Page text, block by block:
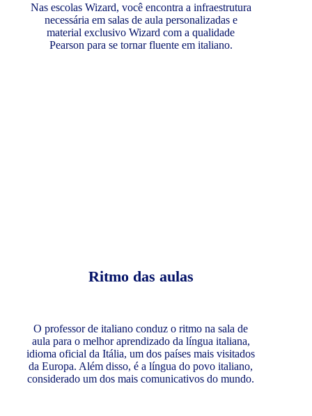
Nas escolas Wizard, você encontra a infraestrutura
necessária em salas de aula personalizadas e
material exclusivo Wizard com a qualidade
Pearson para se tornar fluente em italiano.
Ritmo das aulas
O professor de italiano conduz o ritmo na sala de
aula para o melhor aprendizado da língua italiana,
idioma oficial da Itália, um dos países mais visitados
da Europa. Além disso, é a língua do povo italiano,
considerado um dos mais comunicativos do mundo.